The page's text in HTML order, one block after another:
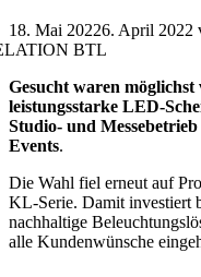
18. Mai 20226. April 2022
Gesucht waren möglichst
leistungsstarke LED-
Studio- und
Events.
Die Wahl fiel erneut auf
KL-Serie. Damit investiert
nachhaltige
alle Kundenwünsche